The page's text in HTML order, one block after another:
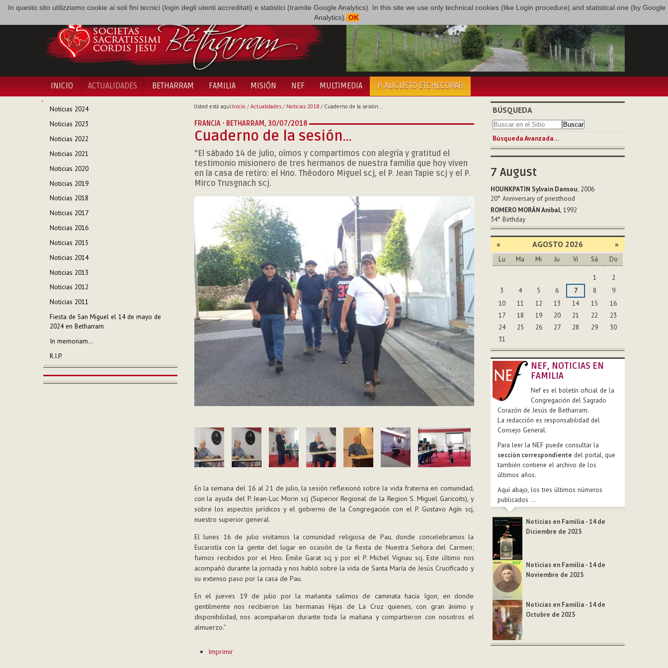
In questo sito utilizziamo cookie ai soli fini tecnici (login degli utenti accreditati) e statistici (tramite Google Analytics). In this site we use only technical cookies (like Login procedure) and statistical one (by Google
Analytics). OK
INICIO ACTUALIDADES BETHARRAM FAMILIA MISIÓN NEF MULTIMEDIA P. AUGUSTO ETCHECOPAR
NAVEGACIÓN
Noticias 2024
Noticias 2023
Noticias 2022
Noticias 2021
Noticias 2020
Noticias 2019
Noticias 2018
Noticias 2017
Noticias 2016
Noticias 2015
Noticias 2014
Noticias 2013
Noticias 2012
Noticias 2011
Fiesta de San Miguel el 14 de mayo de
2024 en Betharram
In memoriam...
R.I.P.
Usted está aquí:Inicio / Actualidades/ Noticias 2018/ Cuaderno de la sesión…
FRANCIA - BETHARRAM, 30/07/2018
Cuaderno de la sesión…
“El sábado 14 de julio, oímos y compartimos con alegría y gratitud el
testimonio misionero de tres hermanos de nuestra familia que hoy viven
en la casa de retiro: el Hno. Théodoro Miguel scj, el P. Jean Tapie scj y el P.
Mirco Trusgnach scj.
En la semana del 16 al 21 de julio, la sesión reflexionó sobre la vida fraterna en comunidad,
con la ayuda del P. Jean-Luc Morin scj (Superior Regional de la Region S. Miguel Garicoits), y
sobre los aspectos jurídicos y el gobierno de la Congregación con el P. Gustavo Agín scj,
nuestro superior general.
El lunes 16 de julio visitamos la comunidad religiosa de Pau, donde concelebramos la
Eucaristía con la gente del lugar en ocasión de la fiesta de Nuestra Señora del Carmen;
fuimos recibidos por el Hno. Émile Garat scj y por el P. Michel Vignau scj. Este último nos
acompañó durante la jornada y nos habló sobre la vida de Santa María de Jesús Crucificado y
su extenso paso por la casa de Pau.
En el jueves 19 de julio por la mañanita salimos de caminata hacia Igon, en donde
gentilmente nos recibieron las hermanas Hijas de La Cruz quienes, con gran ánimo y
disponibilidad, nos acompañaron durante toda la mañana y compartieron con nosotros el
almuerzo.”
de
Imprimir
BÚSQUEDA
Búsqueda Avanzada…
7 August
HOUNKPATIN Sylvain Dansou, 2006
20° Anniversary of priesthood
ROMERO MORÁN Anibal, 1992
34° Birthday
« AGOSTO 2026 »
Lu Ma Mi Ju Vi Sá Do
1
2
3
4 5 6 7 8
9
10
11 12 13 14 15
16
17
18 19 20 21 22
23
24
25 26 27 28 29
30
31
NEF, NOTICIAS EN
FAMILIA
Nef es el boletín oficial de la
Congregación del Sagrado
Corazón de Jesús de Betharram.
La redacción es responsabilidad del
Consejo General.
Para leer la NEF puede consultar la
sección correspondiente del portal, que
también contiene el archivo de los
últimos años.
Aquí abajo, los tres últimos números
publicados ...
Noticias en Familia - 14 de
Diciembre de 2023
Noticias en Familia - 14 de
Noviembre de 2023
Noticias en Familia - 14 de
Octubre de 2023